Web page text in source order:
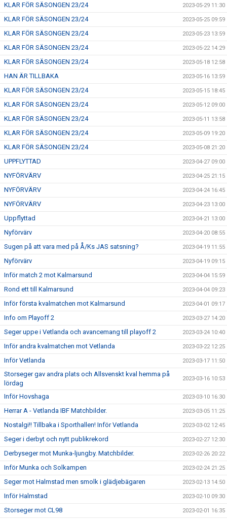
KLAR FÖR SÄSONGEN 23/24 2023-05-29 11:30
KLAR FÖR SÄSONGEN 23/24 2023-05-25 09:59
KLAR FÖR SÄSONGEN 23/24 2023-05-23 13:59
KLAR FÖR SÄSONGEN 23/24 2023-05-22 14:29
KLAR FÖR SÄSONGEN 23/24 2023-05-18 12:58
HAN ÄR TILLBAKA 2023-05-16 13:59
KLAR FÖR SÄSONGEN 23/24 2023-05-15 18:45
KLAR FÖR SÄSONGEN 23/24 2023-05-12 09:00
KLAR FÖR SÄSONGEN 23/24 2023-05-11 13:58
KLAR FÖR SÄSONGEN 23/24 2023-05-09 19:20
KLAR FÖR SÄSONGEN 23/24 2023-05-08 21:20
UPPFLYTTAD 2023-04-27 09:00
NYFÖRVÄRV 2023-04-25 21:15
NYFÖRVÄRV 2023-04-24 16:45
NYFÖRVÄRV 2023-04-23 13:00
Uppflyttad 2023-04-21 13:00
Nyförvärv 2023-04-20 08:55
Sugen på att vara med på Å/Ks JAS satsning? 2023-04-19 11:55
Nyförvärv 2023-04-19 09:15
Inför match 2 mot Kalmarsund 2023-04-04 15:59
Rond ett till Kalmarsund 2023-04-04 09:23
Inför första kvalmatchen mot Kalmarsund 2023-04-01 09:17
Info om Playoff 2 2023-03-27 14:20
Seger uppe i Vetlanda och avancemang till playoff 2 2023-03-24 10:40
Inför andra kvalmatchen mot Vetlanda 2023-03-22 12:25
Inför Vetlanda 2023-03-17 11:50
Storseger gav andra plats och Allsvenskt kval hemma på
lördag
2023-03-16 10:53
Inför Hovshaga 2023-03-10 16:30
Herrar A - Vetlanda IBF Matchbilder. 2023-03-05 11:25
Nostalgi!! Tillbaka i Sporthallen! Inför Vetlanda 2023-03-02 12:45
Seger i derbyt och nytt publikrekord 2023-02-27 12:30
Derbyseger mot Munka-ljungby. Matchbilder. 2023-02-26 20:22
Inför Munka och Solkampen 2023-02-24 21:25
Seger mot Halmstad men smolk i glädjebägaren 2023-02-13 14:50
Inför Halmstad 2023-02-10 09:30
Storseger mot CL98 2023-02-01 16:35